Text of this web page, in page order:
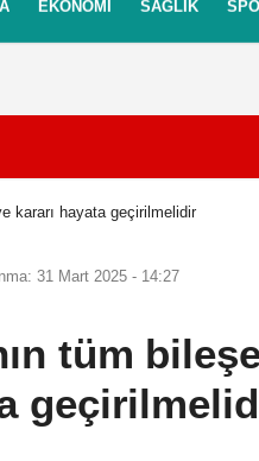
EKONOMI SAĞLIK
kararı hayata geçirilmelidir
31 Mart 2025 - 14:27
tüm